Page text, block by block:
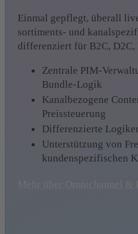
Einmal gepflegt, überall
sortiments- und
differenziert für B2C,
Zentrale PIM-
Bundle-Logik
Kanalbezogene
Preissteuerung
Differenzierte
Unterstützung von
kundenspezifischen